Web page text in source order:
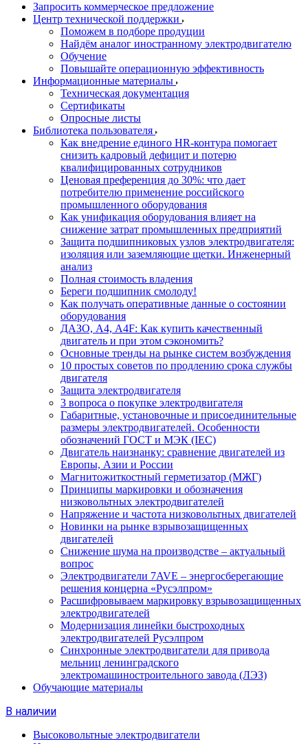
Запросить коммерческое предложение
Центр технической поддержки
Поможем в подборе продуции
Найдём аналог иностранному электродвигателю
Обучение
Повышайте операционную эффективность
Информационные материалы
Техническая документация
Сертификаты
Опросные листы
Библиотека пользователя
Как внедрение единого HR-контура помогает
снизить кадровый дефицит и потерю
квалифицированных сотрудников
Ценовая преференция до 30%: что дает
потребителю применение российского
промышленного оборудования
Как унификация оборудования влияет на
снижение затрат промышленных предприятий
Защита подшипниковых узлов электродвигателя:
изоляция или заземляющие щетки. Инженерный
анализ
Полная стоимость владения
Береги подшипник смолоду!
Как получать оперативные данные о состоянии
оборудования
ДАЗО, А4, А4F: Как купить качественный
двигатель и при этом сэкономить?
Основные тренды на рынке систем возбуждения
10 простых советов по продлению срока службы
двигателя
Защита электродвигателя
3 вопроса о покупке электродвигателя
Габаритные, установочные и присоединительные
размеры электродвигателей. Особенности
обозначений ГОСТ и МЭК (IEC)
Двигатель наизнанку: сравнение двигателей из
Европы, Азии и России
Магнитожиткостный герметизатор (МЖГ)
Принципы маркировки и обозначения
низковольтных электродвигателей
Напряжение и частота низковольтных двигателей
Новинки на рынке взрывозащищенных
двигателей
Снижение шума на производстве – актуальный
вопрос
Электродвигатели 7AVE – энергосберегающие
решения концерна «Русэлпром»
Расшифровываем маркировку взрывозащищенных
электродвигателей
Модернизация линейки быстроходных
электродвигателей Русэлпром
Синхронные электродвигатели для привода
мельниц ленинградского
электромашиностроительного завода (ЛЭЗ)
Обучающие материалы
В наличии
Высоковольтные электродвигатели